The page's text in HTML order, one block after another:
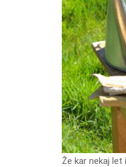
Že kar nekaj let imam svoj prelep vrt, na katerega sem zelo ponosen. Vedno pa temu ni bilo tako. Ko sem se pred